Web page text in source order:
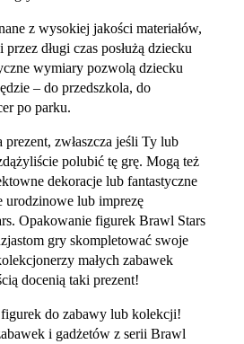
z wysokiej jakości materiałów,
długi czas posłużą dziecku
wymiary pozwolą dziecku
– do przedszkola, do
po parku.
prezent, zwłaszcza jeśli Ty lub
polubić tę grę. Mogą też
dekoracje lub fantastyczne
urodzinowe lub imprezę
Opakowanie figurek Brawl Stars
gry skompletować swoje
małych zabawek
docenią taki prezent!
figurek do zabawy lub kolekcji!
i gadżetów z serii Brawl